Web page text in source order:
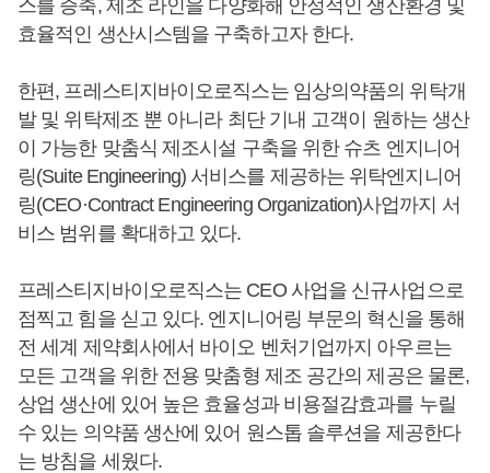
스를 증축, 제조 라인을 다양화해 안정적인 생산환경 및
효율적인 생산시스템을 구축하고자 한다.
한편, 프레스티지바이오로직스는 임상의약품의 위탁개
발 및 위탁제조 뿐 아니라 최단 기내 고객이 원하는 생산
이 가능한 맞춤식 제조시설 구축을 위한 슈츠 엔지니어
링(Suite Engineering) 서비스를 제공하는 위탁엔지니어
링(CEO·Contract Engineering Organization)사업까지 서
비스 범위를 확대하고 있다.
프레스티지바이오로직스는 CEO 사업을 신규사업으로
점찍고 힘을 싣고 있다. 엔지니어링 부문의 혁신을 통해
전 세계 제약회사에서 바이오 벤처기업까지 아우르는
모든 고객을 위한 전용 맞춤형 제조 공간의 제공은 물론,
상업 생산에 있어 높은 효율성과 비용절감효과를 누릴
수 있는 의약품 생산에 있어 원스톱 솔루션을 제공한다
는 방침을 세웠다.